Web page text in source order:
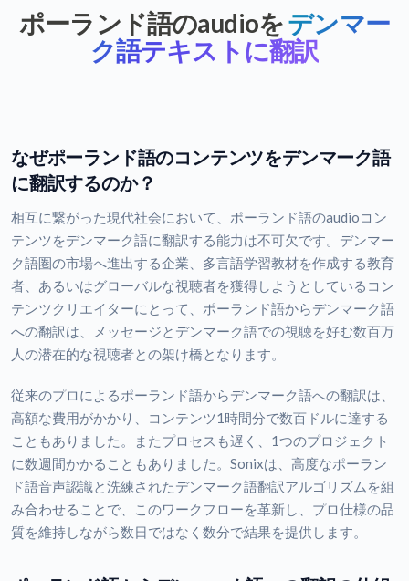
ポーランド語のaudioをデンマー
ク語テキストに翻訳
なぜポーランド語のコンテンツをデンマーク語
に翻訳するのか？
相互に繋がった現代社会において、ポーランド語のaudioコン
テンツをデンマーク語に翻訳する能力は不可欠です。デンマー
ク語圏の市場へ進出する企業、多言語学習教材を作成する教育
者、あるいはグローバルな視聴者を獲得しようとしているコン
テンツクリエイターにとって、ポーランド語からデンマーク語
への翻訳は、メッセージとデンマーク語での視聴を好む数百万
人の潜在的な視聴者との架け橋となります。
従来のプロによるポーランド語からデンマーク語への翻訳は、
高額な費用がかかり、コンテンツ1時間分で数百ドルに達する
こともありました。またプロセスも遅く、1つのプロジェクト
に数週間かかることもありました。Sonixは、高度なポーラン
ド語音声認識と洗練されたデンマーク語翻訳アルゴリズムを組
み合わせることで、このワークフローを革新し、プロ仕様の品
質を維持しながら数日ではなく数分で結果を提供します。